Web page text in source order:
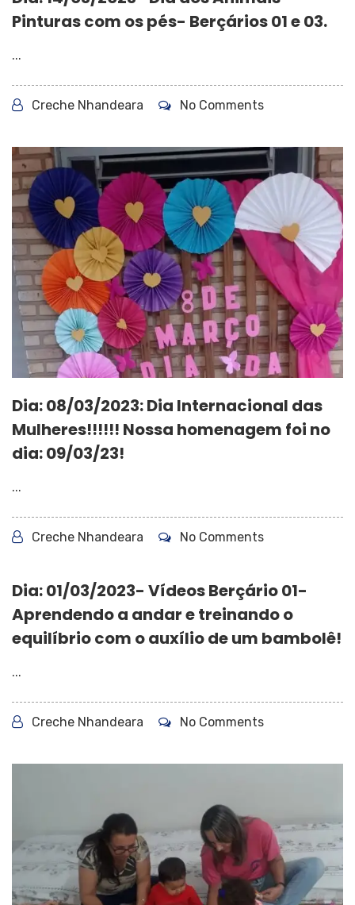
Pinturas com os pés- Berçários 01 e 03.
...
Creche Nhandeara No Comments
Dia: 08/03/2023: Dia Internacional das
Mulheres!!!!!! Nossa homenagem foi no
dia: 09/03/23!
...
Creche Nhandeara No Comments
Dia: 01/03/2023- Vídeos Berçário 01-
Aprendendo a andar e treinando o
equilíbrio com o auxílio de um bambolê!
...
Creche Nhandeara No Comments